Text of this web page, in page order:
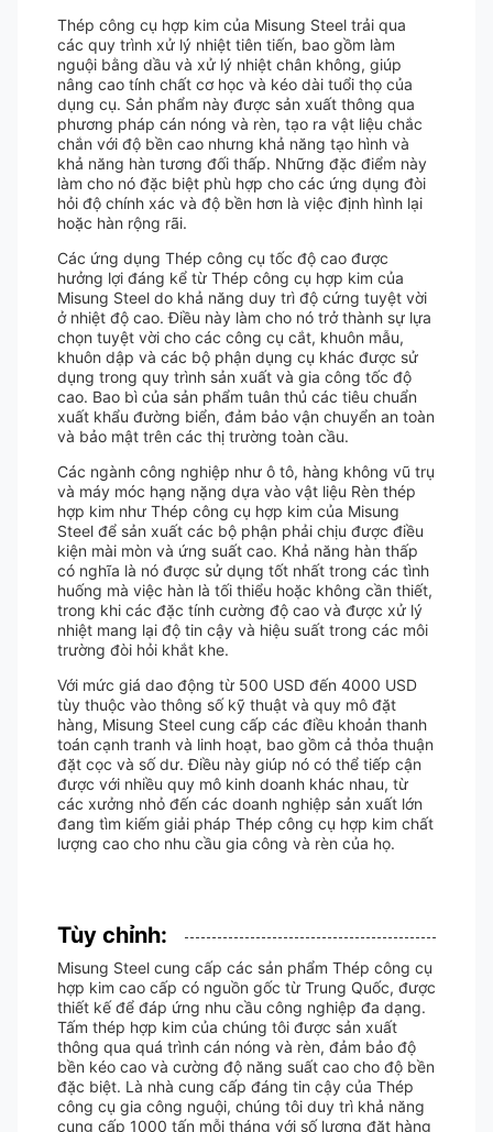
Thép công cụ hợp kim của Misung Steel trải qua
các quy trình xử lý nhiệt tiên tiến, bao gồm làm
nguội bằng dầu và xử lý nhiệt chân không, giúp
nâng cao tính chất cơ học và kéo dài tuổi thọ của
dụng cụ. Sản phẩm này được sản xuất thông qua
phương pháp cán nóng và rèn, tạo ra vật liệu chắc
chắn với độ bền cao nhưng khả năng tạo hình và
khả năng hàn tương đối thấp. Những đặc điểm này
làm cho nó đặc biệt phù hợp cho các ứng dụng đòi
hỏi độ chính xác và độ bền hơn là việc định hình lại
hoặc hàn rộng rãi.
Các ứng dụng Thép công cụ tốc độ cao được
hưởng lợi đáng kể từ Thép công cụ hợp kim của
Misung Steel do khả năng duy trì độ cứng tuyệt vời
ở nhiệt độ cao. Điều này làm cho nó trở thành sự lựa
chọn tuyệt vời cho các công cụ cắt, khuôn mẫu,
khuôn dập và các bộ phận dụng cụ khác được sử
dụng trong quy trình sản xuất và gia công tốc độ
cao. Bao bì của sản phẩm tuân thủ các tiêu chuẩn
xuất khẩu đường biển, đảm bảo vận chuyển an toàn
và bảo mật trên các thị trường toàn cầu.
Các ngành công nghiệp như ô tô, hàng không vũ trụ
và máy móc hạng nặng dựa vào vật liệu Rèn thép
hợp kim như Thép công cụ hợp kim của Misung
Steel để sản xuất các bộ phận phải chịu được điều
kiện mài mòn và ứng suất cao. Khả năng hàn thấp
có nghĩa là nó được sử dụng tốt nhất trong các tình
huống mà việc hàn là tối thiểu hoặc không cần thiết,
trong khi các đặc tính cường độ cao và được xử lý
nhiệt mang lại độ tin cậy và hiệu suất trong các môi
trường đòi hỏi khắt khe.
Với mức giá dao động từ 500 USD đến 4000 USD
tùy thuộc vào thông số kỹ thuật và quy mô đặt
hàng, Misung Steel cung cấp các điều khoản thanh
toán cạnh tranh và linh hoạt, bao gồm cả thỏa thuận
đặt cọc và số dư. Điều này giúp nó có thể tiếp cận
được với nhiều quy mô kinh doanh khác nhau, từ
các xưởng nhỏ đến các doanh nghiệp sản xuất lớn
đang tìm kiếm giải pháp Thép công cụ hợp kim chất
lượng cao cho nhu cầu gia công và rèn của họ.
Tùy chỉnh:
Misung Steel cung cấp các sản phẩm Thép công cụ
hợp kim cao cấp có nguồn gốc từ Trung Quốc, được
thiết kế để đáp ứng nhu cầu công nghiệp đa dạng.
Tấm thép hợp kim của chúng tôi được sản xuất
thông qua quá trình cán nóng và rèn, đảm bảo độ
bền kéo cao và cường độ năng suất cao cho độ bền
đặc biệt. Là nhà cung cấp đáng tin cậy của Thép
công cụ gia công nguội, chúng tôi duy trì khả năng
cung cấp 1000 tấn mỗi tháng với số lượng đặt hàng